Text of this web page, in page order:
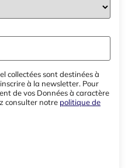
collectées sont destinées à
à la newsletter. Pour
de vos Données à caractère
consulter notre politique de